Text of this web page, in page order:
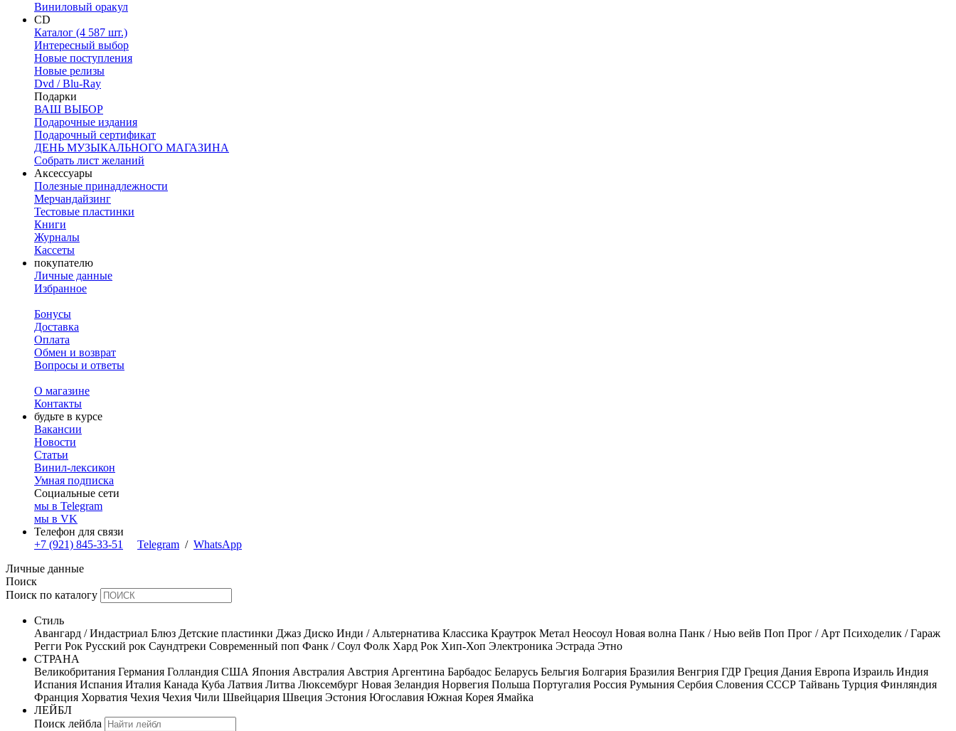
Виниловый оракул
CD
Каталог (4 587 шт.)
Интересный выбор
Новые поступления
Новые релизы
Dvd / Blu-Ray
Подарки
ВАШ ВЫБОР
Подарочные издания
Подарочный сертификат
ДЕНЬ МУЗЫКАЛЬНОГО МАГАЗИНА
Собрать лист желаний
Аксессуары
Полезные принадлежности
Мерчандайзинг
Тестовые пластинки
Книги
Журналы
Кассеты
покупателю
Личные данные
Избранное
Бонусы
Доставка
Оплата
Обмен и возврат
Вопросы и ответы
О магазине
Контакты
будьте в курсе
Вакансии
Новости
Статьи
Винил-лексикон
Умная подписка
Социальные сети
мы в Telegram
мы в VK
Телефон для связи
+7 (921) 845-33-51
Telegram / WhatsApp
Личные данные
Поиск
Поиск по каталогу
Стиль
Авангард / Индастриал Блюз Детские пластинки Джаз Диско Инди / Альтернатива Классика Краутрок Метал Неосоул Новая волна Панк / Нью вейв Поп Прог / Арт Психоделик / Гараж
Регги Рок Русский рок Саундтреки Современный поп Фанк / Соул Фолк Хард Рок Хип-Хоп Электроника Эстрада Этно
СТРАНА
Великобритания Германия Голландия США Япония Австралия Австрия Аргентина Барбадос Беларусь Бельгия Болгария Бразилия Венгрия ГДР Греция Дания Европа Израиль Индия
Испания Испания Италия Канада Куба Латвия Литва Люксембург Новая Зеландия Норвегия Польша Португалия Россия Румыния Сербия Словения СССР Тайвань Турция Финляндия
Франция Хорватия Чехия Чехия Чили Швейцария Швеция Эстония Югославия Южная Корея Ямайка
ЛЕЙБЛ
Поиск лейбла